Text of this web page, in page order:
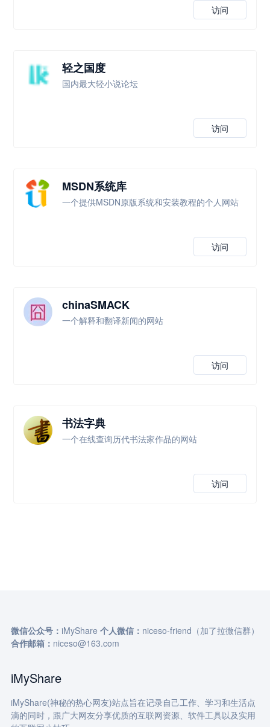
访问
轻之国度
国内最大轻小说论坛
访问
MSDN系统库
一个提供MSDN原版系统和安装教程的个人网站
访问
chinaSMACK
一个解释和翻译新闻的网站
访问
书法字典
一个在线查询历代书法家作品的网站
访问
微信公众号： iMyShare 个人微信： niceso-friend（加了拉微信群）
合作邮箱： niceso@163.com
iMyShare
iMyShare(神秘的热心网友)站点旨在记录自己工作、学习和生活点
滴的同时，跟广大网友分享优质的互联网资源、软件工具以及实用